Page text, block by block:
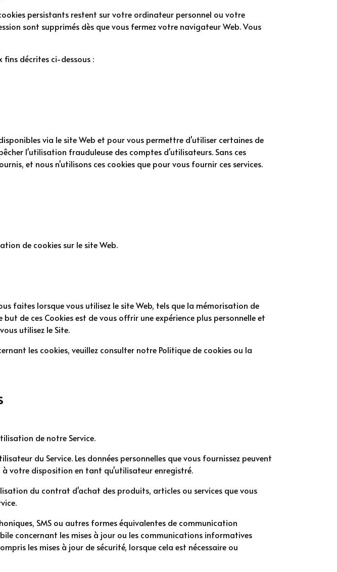
persistants restent sur votre ordinateur personnel ou votre
sont supprimés dès que vous fermez votre navigateur Web. Vous
fins décrites ci-dessous :
via le site Web et pour vous permettre d'utiliser certaines de
l'utilisation frauduleuse des comptes d'utilisateurs. Sans ces
et nous n'utilisons ces cookies que pour vous fournir ces services.
de cookies sur le site Web.
faites lorsque vous utilisez le site Web, tels que la mémorisation de
de ces Cookies est de vous offrir une expérience plus personnelle et
utilisez le Site.
les cookies, veuillez consulter notre Politique de cookies ou la
de notre Service.
du Service. Les données personnelles que vous fournissez peuvent
votre disposition en tant qu'utilisateur enregistré.
du contrat d'achat des produits, articles ou services que vous
SMS ou autres formes équivalentes de communication
concernant les mises à jour ou les communications informatives
les mises à jour de sécurité, lorsque cela est nécessaire ou